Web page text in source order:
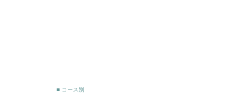
■ コース別